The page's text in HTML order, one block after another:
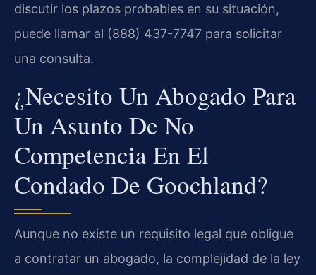
discutir los plazos probables en su situación,
puede llamar al (888) 437-7747 para solicitar
una consulta.
¿Necesito Un Abogado Para
Un Asunto De No
Competencia En El
Condado De Goochland?
Aunque no existe un requisito legal que obligue
a contratar un abogado, la complejidad de la ley